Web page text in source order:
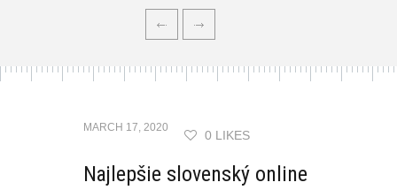
MARCH 17, 2020
0 LIKES
Najlepšie slovenský online